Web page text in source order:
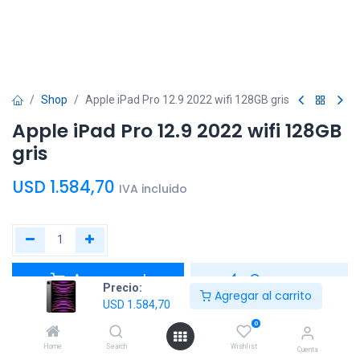
Precio:
USD 1.584,70
Agregar al carrito
Home Search
0
Wishlist Cuenta
Shop Apple iPad Pro 12.9 2022 wifi 128GB gris
Apple iPad Pro 12.9 2022 wifi 128GB
gris
USD 1.584,70 IVA incluido
Agregar al
carrito
Comprar
ahora
Agregar a la lista de deseos